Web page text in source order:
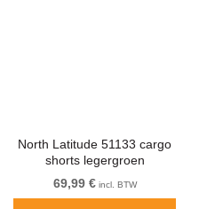
North Latitude 51133 cargo
shorts legergroen
69,99 €incl. BTW